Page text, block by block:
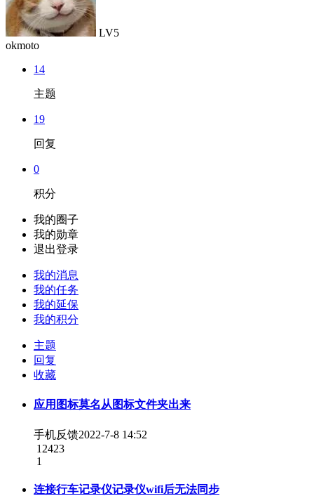
LV5
okmoto
14
主题
19
回复
0
积分
我的圈子
我的勋章
退出登录
我的消息
我的任务
我的延保
我的积分
主题
回复
收藏
应用图标莫名从图标文件夹出来
手机反馈2022-7-8 14:52
12423
1
连接行车记录仪记录仪wifi后无法同步